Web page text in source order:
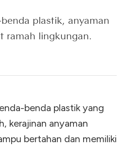
plastik, anyaman
ramah lingkungan.
benda plastik yang
kerajinan anyaman
bertahan dan memiliki